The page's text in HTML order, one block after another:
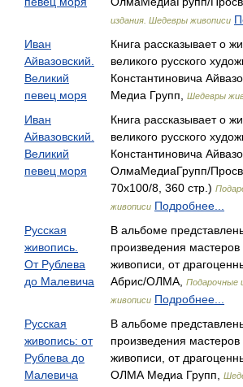
издания. Шедевры живописи
Иван
Айвазовский.
Великий
певец моря
Книга рассказывает о
великого русского
Константиновича
Медиа Групп,
Шедевры
Иван
Айвазовский.
Великий
певец моря
Книга рассказывает о
великого русского
Константиновича
ОлмаМедиаГрупп/
70x100/8, 360 стр.)
живописи Подробнее...
Русская
живопись.
От Рублева
до Малевича
В альбоме
произведения
живописи, от
Абрис/ОЛМА,
Подарочные
живописи Подробнее...
Русская
живопись: от
Рублева до
Малевича
В альбоме
произведения
живописи, от
ОЛМА Медиа Групп,